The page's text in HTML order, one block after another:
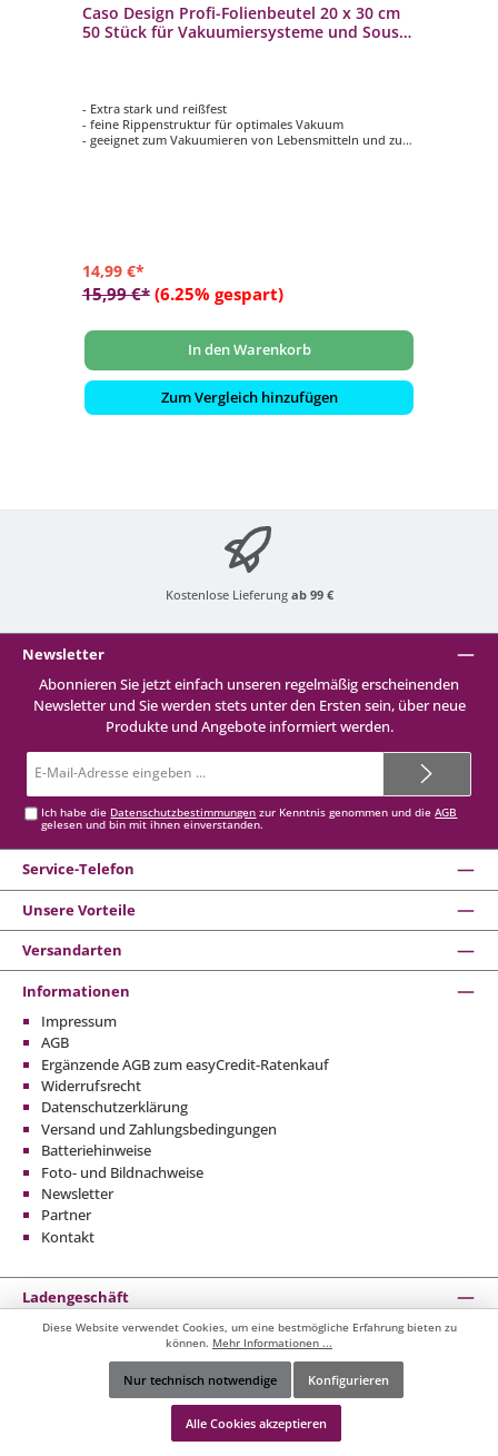
Caso Design Profi-Folienbeutel 20 x 30 cm
50 Stück für Vakuumiersysteme und Sous
- Extra stark und reißfest
- feine Rippenstruktur für optimales Vakuum
- geeignet zum Vakuumieren von Lebensmitteln und zum
14,99 €*
15,99 €* (6.25% gespart)
In den Warenkorb
Zum Vergleich hinzufügen
Kostenlose Lieferung ab 99 €
Newsletter
Abonnieren Sie jetzt einfach unseren regelmäßig erscheinenden
Newsletter und Sie werden stets unter den Ersten sein, über neue
Produkte und Angebote informiert werden.
Mail-
Ich habe die Datenschutzbestimmungen zur Kenntnis genommen und dieAGB
gelesen und bin mit ihnen einverstanden.
Service-Telefon
Unsere Vorteile
Versandarten
Informationen
Impressum
AGB
Ergänzende AGB zum easyCredit-Ratenkauf
Widerrufsrecht
Datenschutzerklärung
Versand und Zahlungsbedingungen
Batteriehinweise
Foto- und Bildnachweise
Newsletter
Partner
Kontakt
Ladengeschäft
Sicher Einkaufen
Besuchen Sie auch unsere weiteren Onlineshops
Werkzeugleiste anzeigen
Diese Website verwendet Cookies, um eine bestmögliche Erfahrung bieten zu
können. Mehr Informationen ...
Nur technisch notwendige Konfigurieren
Alle Cookies akzeptieren